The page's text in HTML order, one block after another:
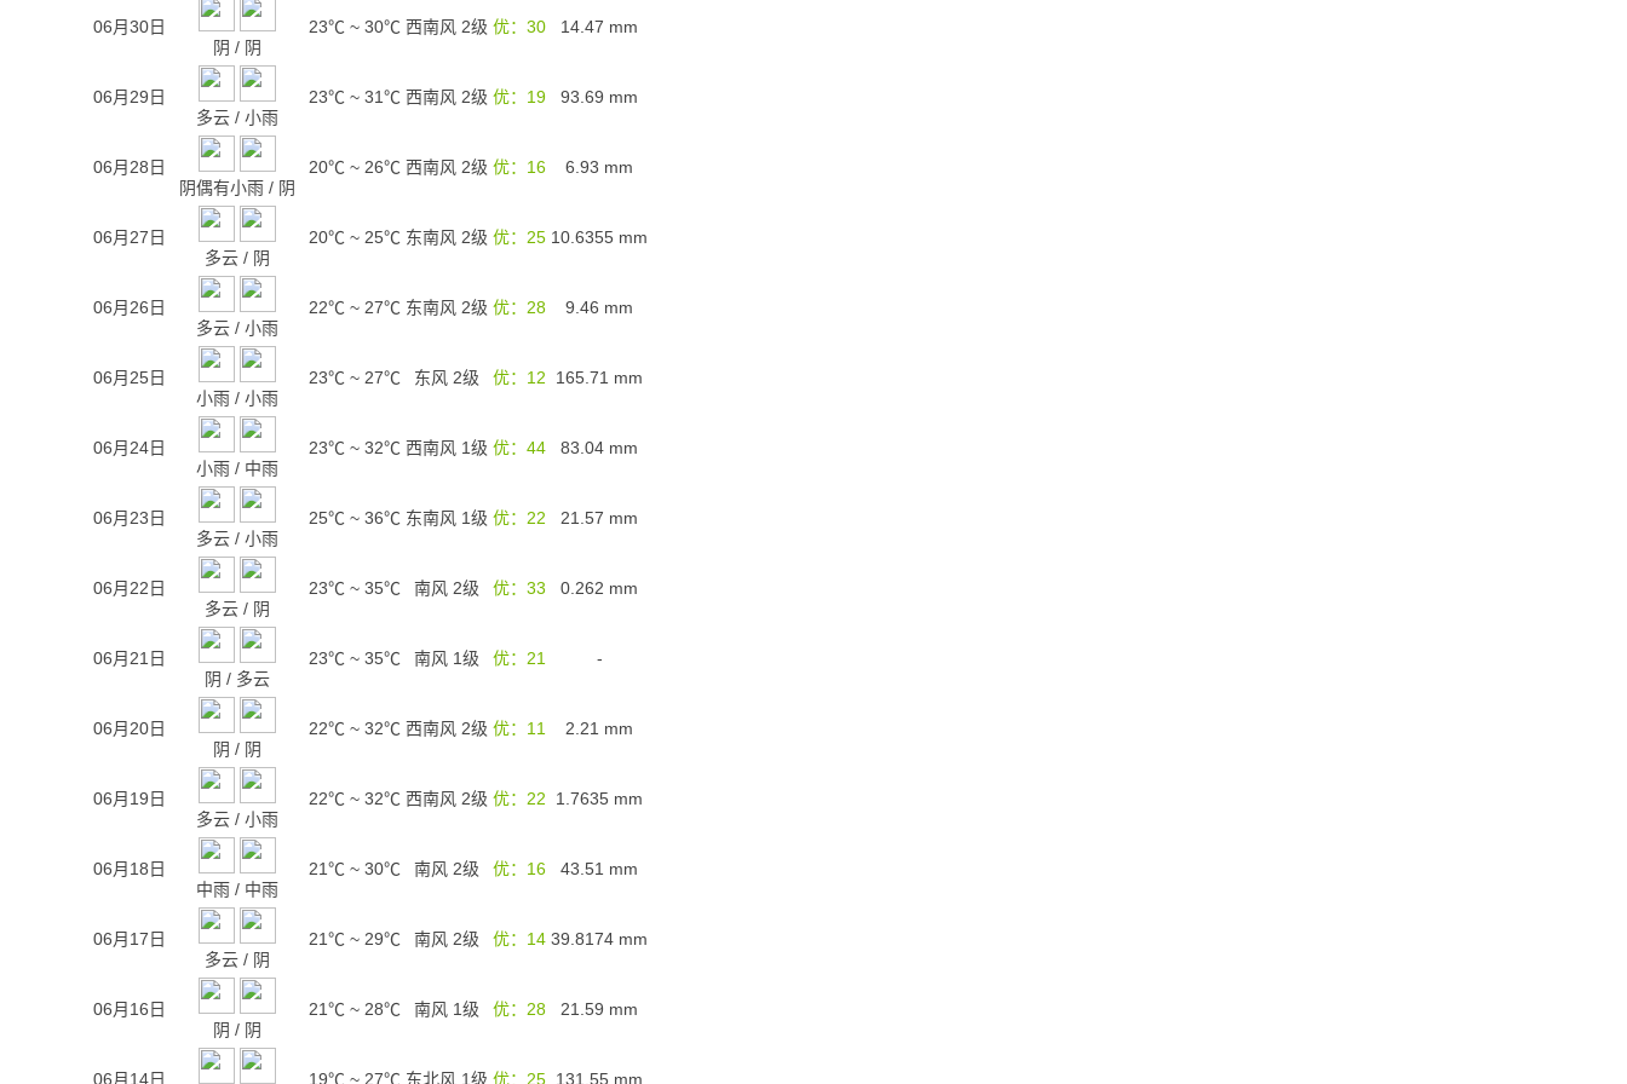
06月30日
阴 / 阴
23℃ ~ 30℃ 西南风 2级 优：30 14.47 mm
06月29日
多云 / 小雨
23℃ ~ 31℃ 西南风 2级 优：19 93.69 mm
06月28日
阴偶有小雨 / 阴
20℃ ~ 26℃ 西南风 2级 优：16 6.93 mm
06月27日
多云 / 阴
20℃ ~ 25℃ 东南风 2级 优：25 10.6355 mm
06月26日
多云 / 小雨
22℃ ~ 27℃ 东南风 2级 优：28 9.46 mm
06月25日
小雨 / 小雨
23℃ ~ 27℃ 东风 2级 优：12 165.71 mm
06月24日
小雨 / 中雨
23℃ ~ 32℃ 西南风 1级 优：44 83.04 mm
06月23日
多云 / 小雨
25℃ ~ 36℃ 东南风 1级 优：22 21.57 mm
06月22日
多云 / 阴
23℃ ~ 35℃ 南风 2级 优：33 0.262 mm
06月21日
阴 / 多云
23℃ ~ 35℃ 南风 1级 优：21 -
06月20日
阴 / 阴
22℃ ~ 32℃ 西南风 2级 优：11 2.21 mm
06月19日
多云 / 小雨
22℃ ~ 32℃ 西南风 2级 优：22 1.7635 mm
06月18日
中雨 / 中雨
21℃ ~ 30℃ 南风 2级 优：16 43.51 mm
06月17日
多云 / 阴
21℃ ~ 29℃ 南风 2级 优：14 39.8174 mm
06月16日
阴 / 阴
21℃ ~ 28℃ 南风 1级 优：28 21.59 mm
06月14日
19℃ ~ 27℃ 东北风 1级 优：25 131.55 mm